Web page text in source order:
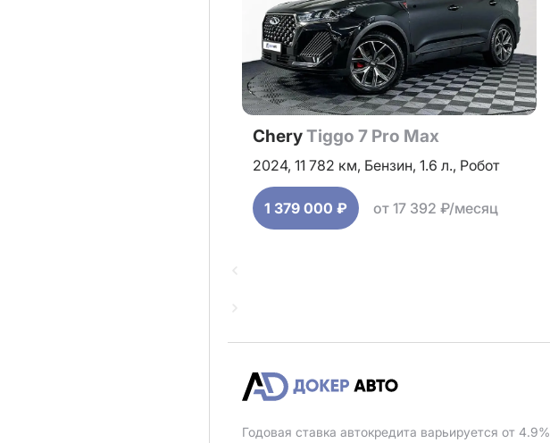
CheryTiggo 7 Pro Max
2024, 11 782 км, Бензин, 1.6 л., Робот
1 379 000 ₽ от 17 392 ₽/месяц
Годовая ставка автокредита варьируется от 4.9%